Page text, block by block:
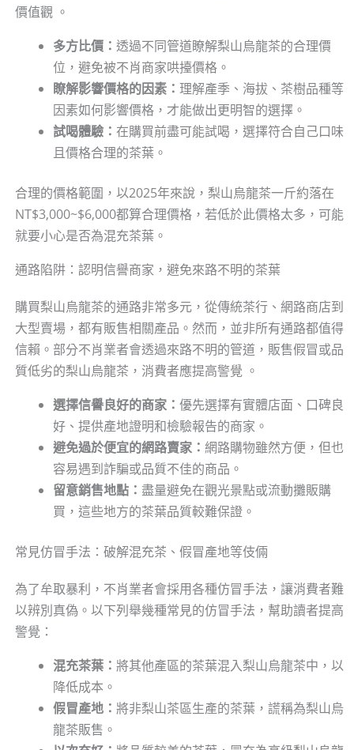
價值觀 。
多方比價： 透過不同管道瞭解梨山烏龍茶的合理價
位，避免被不肖商家哄擡價格。
瞭解影響價格的因素： 理解產季、海拔、茶樹品種等
因素如何影響價格，才能做出更明智的選擇。
試喝體驗： 在購買前盡可能試喝，選擇符合自己口味
且價格合理的茶葉。
合理的價格範圍，以2025年來說，梨山烏龍茶一斤約落在
NT$3,000~$6,000都算合理價格，若低於此價格太多，可能
就要小心是否為混充茶葉。
通路陷阱：認明信譽商家，避免來路不明的茶葉
購買梨山烏龍茶的通路非常多元，從傳統茶行、網路商店到
大型賣場，都有販售相關產品。然而，並非所有通路都值得
信賴。部分不肖業者會透過來路不明的管道，販售假冒或品
質低劣的梨山烏龍茶，消費者應提高警覺 。
選擇信譽良好的商家： 優先選擇有實體店面、口碑良
好、提供產地證明和檢驗報告的商家。
避免過於便宜的網路賣家： 網路購物雖然方便，但也
容易遇到詐騙或品質不佳的商品。
留意銷售地點： 盡量避免在觀光景點或流動攤販購
買，這些地方的茶葉品質較難保證。
常見仿冒手法：破解混充茶、假冒產地等伎倆
為了牟取暴利，不肖業者會採用各種仿冒手法，讓消費者難
以辨別真偽。以下列舉幾種常見的仿冒手法，幫助讀者提高
警覺：
混充茶葉： 將其他產區的茶葉混入梨山烏龍茶中，以
降低成本。
假冒產地： 將非梨山茶區生產的茶葉，謊稱為梨山烏
龍茶販售。